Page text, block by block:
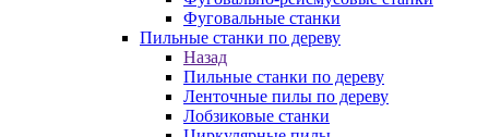
Фуговальные станки
Пильные станки по дереву
Назад
Пильные станки по дереву
Ленточные пилы по дереву
Лобзиковые станки